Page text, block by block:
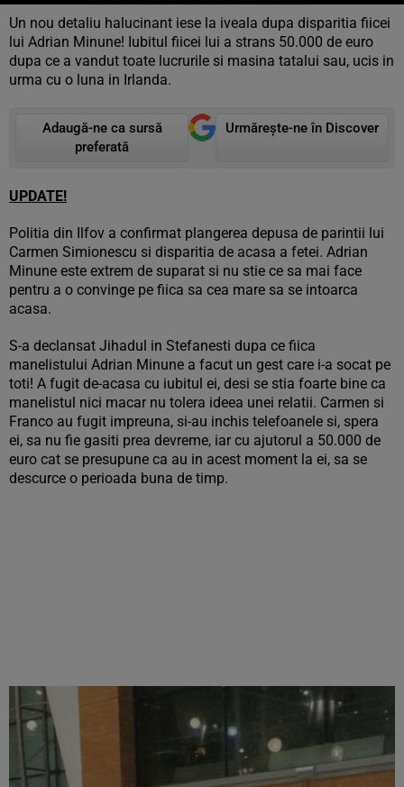
Un nou detaliu halucinant iese la iveala dupa disparitia fiicei
lui Adrian Minune! Iubitul fiicei lui a strans 50.000 de euro
dupa ce a vandut toate lucrurile si masina tatalui sau, ucis in
urma cu o luna in Irlanda.
Adaugă-ne ca sursă
preferată
Urmărește-ne în Discover
UPDATE!
Politia din Ilfov a confirmat plangerea depusa de parintii lui
Carmen Simionescu si disparitia de acasa a fetei. Adrian
Minune este extrem de suparat si nu stie ce sa mai face
pentru a o convinge pe fiica sa cea mare sa se intoarca
acasa.
S-a declansat Jihadul in Stefanesti dupa ce fiica
manelistului Adrian Minune a facut un gest care i-a socat pe
toti! A fugit de-acasa cu iubitul ei, desi se stia foarte bine ca
manelistul nici macar nu tolera ideea unei relatii. Carmen si
Franco au fugit impreuna, si-au inchis telefoanele si, spera
ei, sa nu fie gasiti prea devreme, iar cu ajutorul a 50.000 de
euro cat se presupune ca au in acest moment la ei, sa se
descurce o perioada buna de timp.